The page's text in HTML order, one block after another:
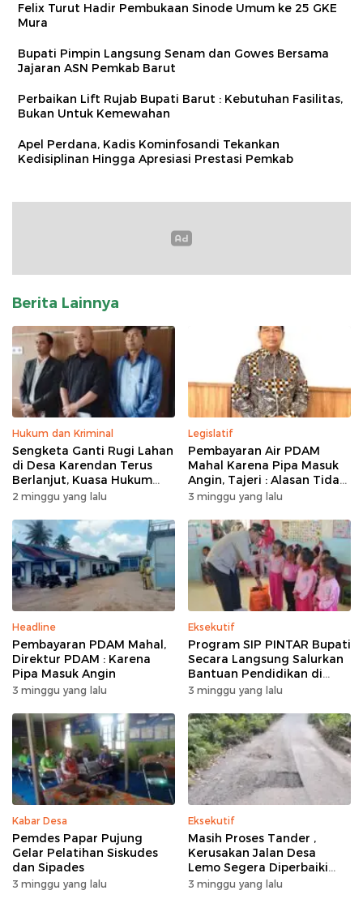
Felix Turut Hadir Pembukaan Sinode Umum ke 25 GKE
Mura
Bupati Pimpin Langsung Senam dan Gowes Bersama
Jajaran ASN Pemkab Barut
Perbaikan Lift Rujab Bupati Barut : Kebutuhan Fasilitas,
Bukan Untuk Kemewahan
Apel Perdana, Kadis Kominfosandi Tekankan
Kedisiplinan Hingga Apresiasi Prestasi Pemkab
Berita Lainnya
Hukum dan Kriminal
Sengketa Ganti Rugi Lahan
di Desa Karendan Terus
Berlanjut, Kuasa Hukum
Ajukan Kasasi
2 minggu yang lalu
Legislatif
Pembayaran Air PDAM
Mahal Karena Pipa Masuk
Angin, Tajeri : Alasan Tidak
Masuk Akal
3 minggu yang lalu
Headline
Pembayaran PDAM Mahal,
Direktur PDAM : Karena
Pipa Masuk Angin
3 minggu yang lalu
Eksekutif
Program SIP PINTAR Bupati
Secara Langsung Salurkan
Bantuan Pendidikan di
Desa Mampuak ll
3 minggu yang lalu
Kabar Desa
Pemdes Papar Pujung
Gelar Pelatihan Siskudes
dan Sipades
3 minggu yang lalu
Eksekutif
Masih Proses Tander ,
Kerusakan Jalan Desa
Lemo Segera Diperbaiki
Tahun Ini
3 minggu yang lalu